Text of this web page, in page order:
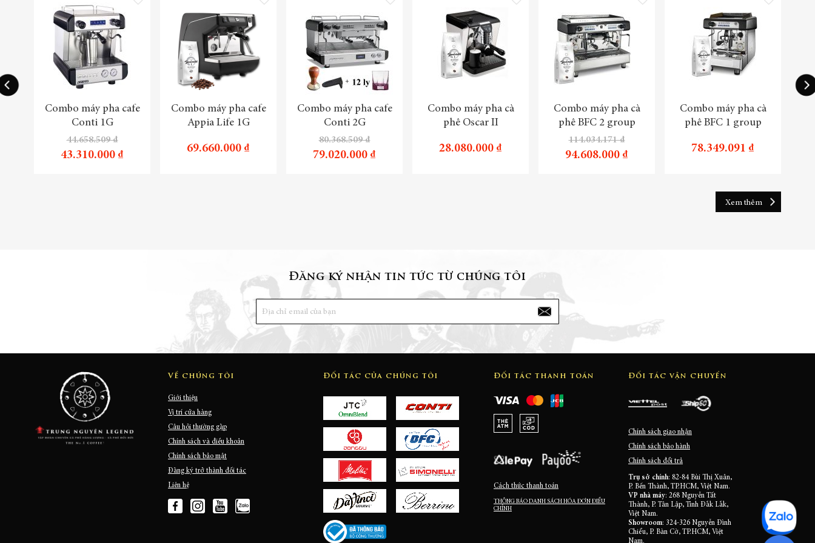
Combo máy pha cafe
Conti 1G
44.658.509 ₫
43.310.000 ₫
Combo máy pha cafe
Appia Life 1G
69.660.000 ₫
Combo máy pha cafe
Conti 2G
80.368.509 ₫
79.020.000 ₫
Combo máy pha cà
phê Oscar II
28.080.000 ₫
Combo máy pha cà
phê BFC 2 group
114.034.171 ₫
94.608.000 ₫
Combo máy pha cà
phê BFC 1 group
78.349.091 ₫
Xem thêm
Đăng ký nhận tin tức từ chúng tôi
Về chúng tôi
Giới thiệu
Vị trí cửa hàng
Câu hỏi thường gặp
Chính sách và điều khoản
Chính sách bảo mật
Đăng ký trở thành đối tác
Liên hệ
Đối tác của chúng tôi Đối tác thanh toán
Cách thức thanh toán
THÔNG BÁO DANH SÁCH HÓA ĐƠN ĐIỀU
CHỈNH
Đối tác vận chuyển
Chính sách giao nhận
Chính sách bảo hành
Chính sách đổi trả
Trụ sở chính: 82-84 Bùi Thị Xuân,
P. Bến Thành, TP.HCM, Việt Nam.
VP nhà máy: 268 Nguyễn Tất
Thành, P. Tân Lập, Tỉnh Đắk Lắk,
Việt Nam.
Showroom: 324-326 Nguyễn Đình
Chiểu, P. Bàn Cờ, TP.HCM, Việt
Nam.